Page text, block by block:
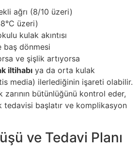
ağrı (8/10 üzeri)
üzeri)
kulak akıntısı
baş dönmesi
ve şişlik artıyorsa
iltihabı ya da orta kulak
media) ilerlediğinin işareti olabilir.
bütünlüğünü kontrol eder,
başlatır ve komplikasyon
ve Tedavi Planı